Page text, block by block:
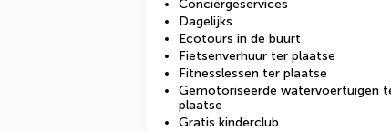
Conciërgeservices
Dagelijks
Ecotours in de buurt
Fietsenverhuur ter plaatse
Fitnesslessen ter plaatse
Gemotoriseerde watervoertuigen
plaatse
Gratis kinderclub